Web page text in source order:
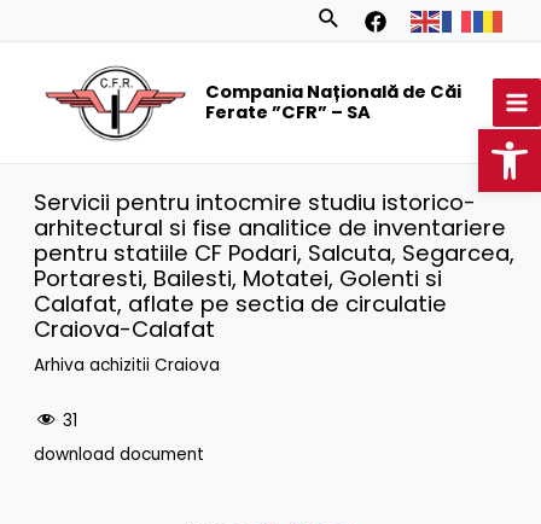
Search
Compania Națională de Căi
Ferate ”CFR” – SA
Servicii pentru intocmire studiu istorico-
arhitectural si fise analitice de inventariere
pentru statiile CF Podari, Salcuta, Segarcea,
Portaresti, Bailesti, Motatei, Golenti si
Calafat, aflate pe sectia de circulatie
Craiova-Calafat
Arhiva achizitii Craiova
31
download document